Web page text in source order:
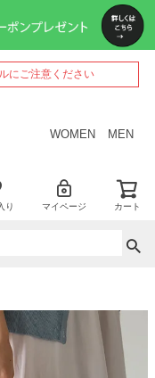
にご注意ください
WOMEN MEN
り マイページ カート
ペー
ジト
ップ
へ